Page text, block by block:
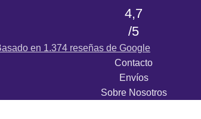
4,7
/5
en 1.374 reseñas de Google
Contacto
Envíos
Sobre Nosotros